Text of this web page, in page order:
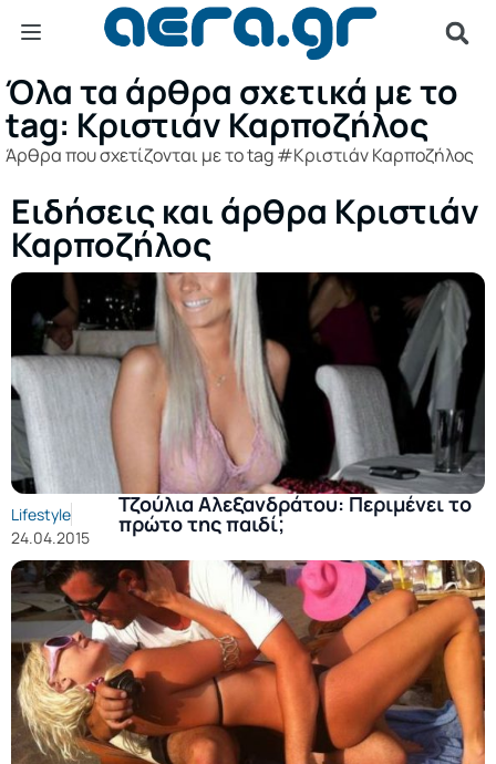
Όλα τα άρθρα σχετικά με το
tag: Κριστιάν Καρποζήλος
Άρθρα που σχετίζονται με το tag #Κριστιάν Καρποζήλος
Ειδήσεις και άρθρα Κριστιάν
Καρποζήλος
Lifestyle
24.04.2015
Τζούλια Αλεξανδράτου: Περιμένει το
πρώτο της παιδί;